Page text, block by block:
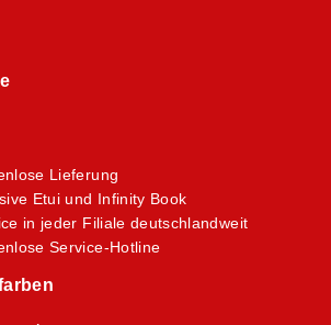
Lieferung
Etui und Infinity Book
in jeder Filiale deutschlandweit
Service-Hotline